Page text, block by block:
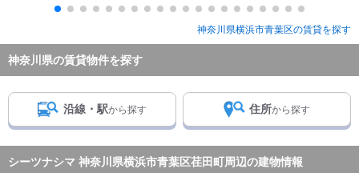
神奈川県横浜市青葉区の賃貸を探す
神奈川県の賃貸物件を探す
沿線・駅から探す 住所から探す
シーツナシマ 神奈川県横浜市青葉区荏田町周辺の建物情報